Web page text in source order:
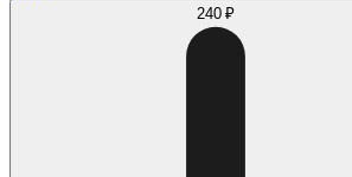
240 ₽